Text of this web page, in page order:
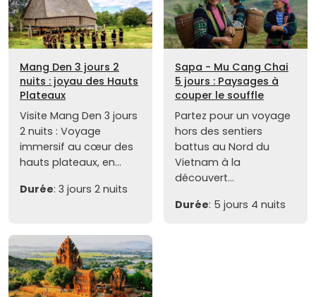
Mang Den 3 jours 2
nuits : joyau des Hauts
Plateaux
Visite Mang Den 3 jours
2 nuits : Voyage
immersif au cœur des
hauts plateaux, en...
Durée: 3 jours 2 nuits
Sapa - Mu Cang Chai
5 jours : Paysages à
couper le souffle
Partez pour un voyage
hors des sentiers
battus au Nord du
Vietnam à la
découvert...
Durée: 5 jours 4 nuits